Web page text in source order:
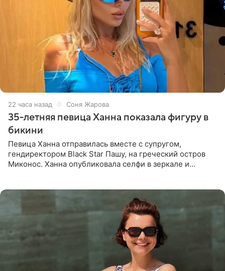
22 часа назад Соня Жарова
35-летняя певица Ханна показала фигуру в
бикини
Певица Ханна отправилась вместе с супругом,
гендиректором Black Star Пашу, на греческий остров
Миконос. Ханна опубликовала селфи в зеркале и